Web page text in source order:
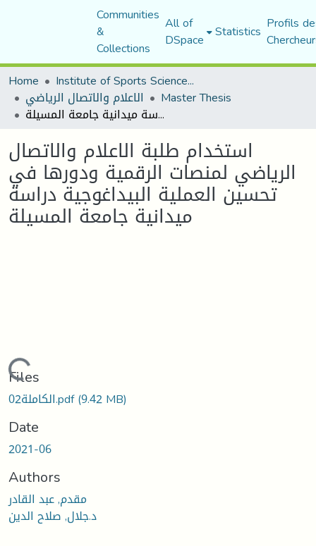
Communities
&
Collections
All of
DSpace Statistics Profils
Home
Institute of Sports Sciences and Techniques
الاعلام والاتصال الرياضي Master Thesis
استخدام طلبة الاعلام والاتصال الرياضي لمنصات الرقمية ودورها في تحسين العملية البيداغوجية دراسة ميدانية جامعة المسيلة
استخدام طلبة الاعلام والاتصال
الرياضي لمنصات الرقمية ودورها في
تحسين العملية البيداغوجية دراسة
ميدانية جامعة المسيلة
Files
الكاملة02.pdf(9.42 MB)
Date
2021-06
Authors
مقدم, عبد القادر
د.جلال, صلاح الدين